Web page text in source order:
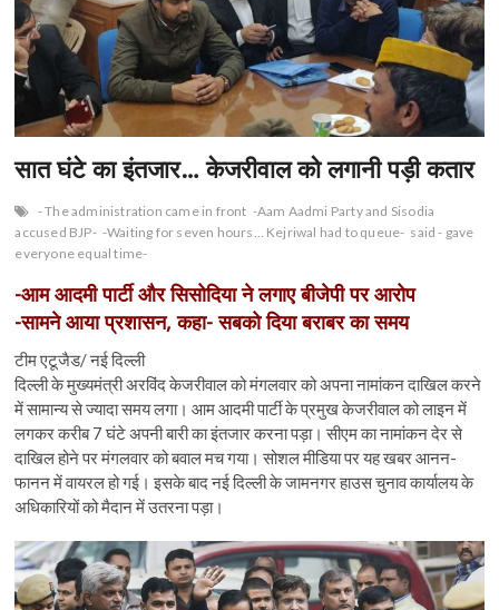
सात घंटे का इंतजार… केजरीवाल को लगानी पड़ी कतार
- The administration came in front -Aam Aadmi Party and Sisodia
accused BJP- -Waiting for seven hours… Kejriwal had to queue- said - gave
everyone equal time-
-आम आदमी पार्टी और सिसोदिया ने लगाए बीजेपी पर आरोप
-सामने आया प्रशासन, कहा- सबको दिया बराबर का समय
टीम एटूजैड/ नई दिल्ली
दिल्ली के मुख्यमंत्री अरविंद केजरीवाल को मंगलवार को अपना नामांकन दाखिल करने
में सामान्य से ज्यादा समय लगा। आम आदमी पार्टी के प्रमुख केजरीवाल को लाइन में
लगकर करीब 7 घंटे अपनी बारी का इंतजार करना पड़ा। सीएम का नामांकन देर से
दाखिल होने पर मंगलवार को बवाल मच गया। सोशल मीडिया पर यह खबर आनन-
फानन में वायरल हो गई। इसके बाद नई दिल्ली के जामनगर हाउस चुनाव कार्यालय के
अधिकारियों को मैदान में उतरना पड़ा।